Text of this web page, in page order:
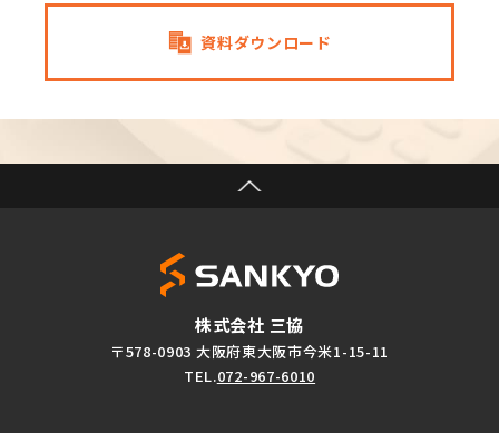
資料ダウンロード
株式会社 三協
〒578-0903 大阪府東大阪市今米1-15-11
TEL.072-967-6010